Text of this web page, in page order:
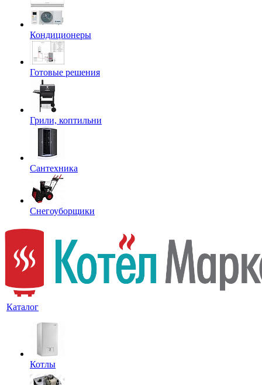
Кондиционеры
Готовые решения
Грили, коптильни
Сантехника
Снегоуборщики
Каталог
Котлы